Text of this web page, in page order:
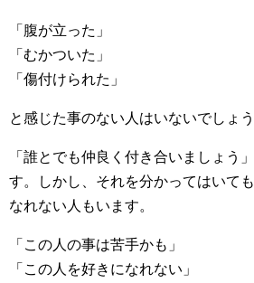
「腹が立った」
「むかついた」
「傷付けられた」
と感じた事のない人はいないでしょう
「誰とでも仲良く付き合いましょう
す。しかし、それを分かってはいて
なれない人もいます。
「この人の事は苦手かも」
「この人を好きになれない」